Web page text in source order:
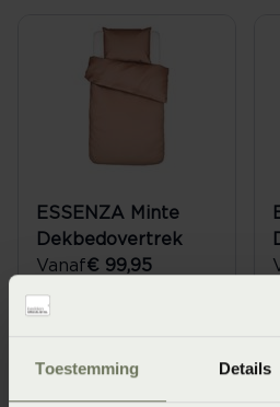
Toestemming Details
ESSENZA Minte
Dekbedovertrek
Vanaf€ 99,95